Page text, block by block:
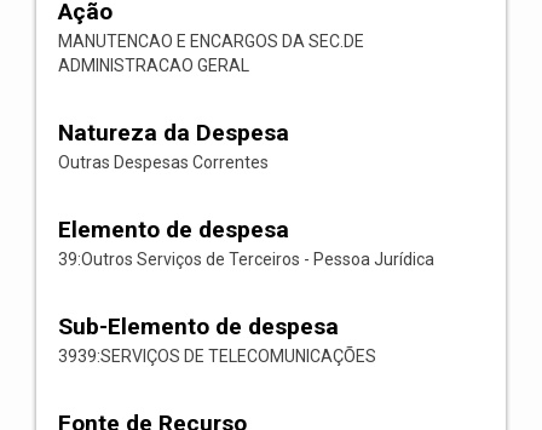
Ação
MANUTENCAO E ENCARGOS DA SEC.DE
ADMINISTRACAO GERAL
Natureza da Despesa
Outras Despesas Correntes
Elemento de despesa
39:Outros Serviços de Terceiros - Pessoa Jurídica
Sub-Elemento de despesa
3939:SERVIÇOS DE TELECOMUNICAÇÕES
Fonte de Recurso